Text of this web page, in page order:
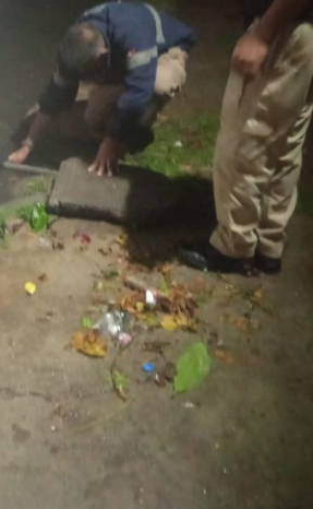
durante el desarrollo de
a
respetarla señalización
moderación y atender las
que participa en los trabajos, a
de todas y todos.
prevé refuerzo con Guardia Civil